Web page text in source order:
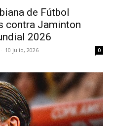
de Fútbol
contra Jaminton
2026
- 10 julio, 2026 0